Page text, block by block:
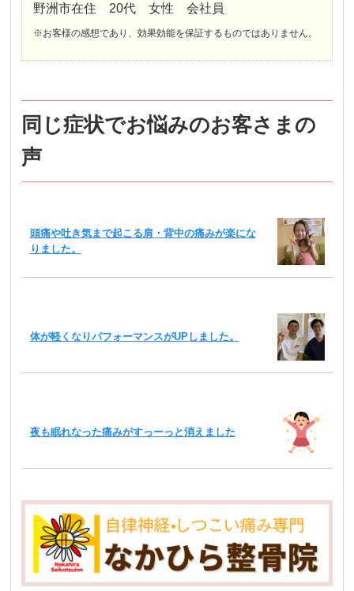
野洲市在住 20代 女性 会社員
※お客様の感想であり、効果効能を保証するものではありません。
同じ症状でお悩みのお客さまの
声
頭痛や吐き気まで起こる肩・背中の痛みが楽にな
りました。
体が軽くなりパフォーマンスがUPしました。
夜も眠れなった痛みがすっーっと消えました